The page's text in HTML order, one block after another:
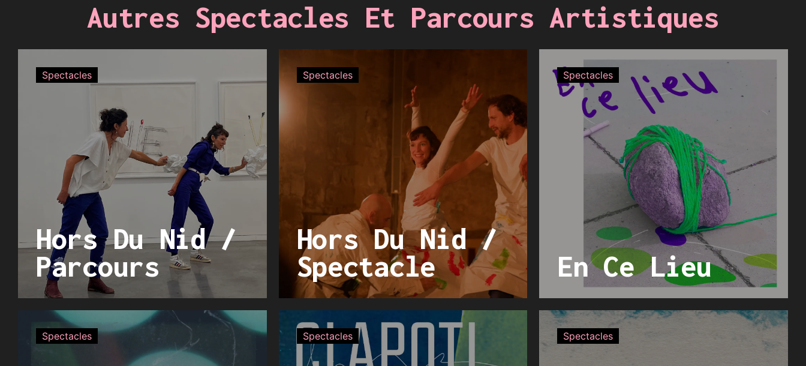
Autres Spectacles Et Parcours Artistiques
Spectacles
Hors Du Nid /
Parcours
Spectacles
Hors Du Nid /
Spectacle
Spectacles
En Ce Lieu
Spectacles Spectacles Spectacles